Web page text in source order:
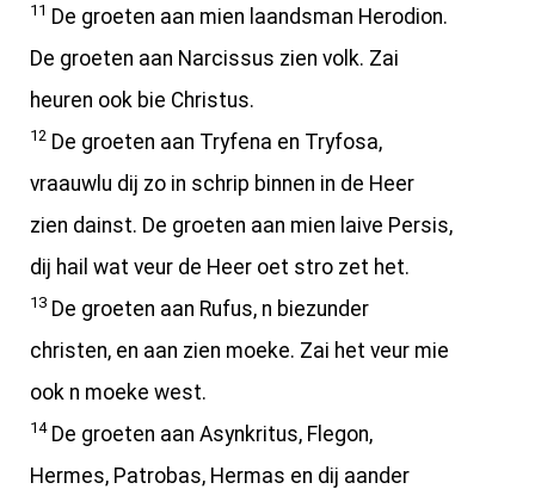
11 De groeten aan mien laandsman Herodion.
De groeten aan Narcissus zien volk. Zai
heuren ook bie Christus.
12 De groeten aan Tryfena en Tryfosa,
vraauwlu dij zo in schrip binnen in de Heer
zien dainst. De groeten aan mien laive Persis,
dij hail wat veur de Heer oet stro zet het.
13 De groeten aan Rufus, n biezunder
christen, en aan zien moeke. Zai het veur mie
ook n moeke west.
14De groeten aan Asynkritus, Flegon,
Hermes, Patrobas, Hermas en dij aander